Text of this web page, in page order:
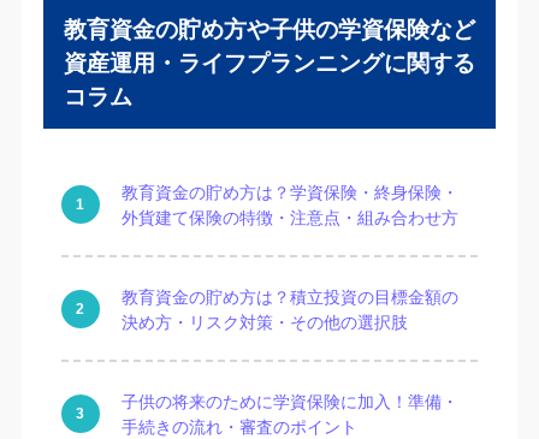
教育資金の貯め方や子供の学資保険など
資産運用・ライフプランニングに関する
コラム
教育資金の貯め方は？学資保険・終身保険・
外貨建て保険の特徴・注意点・組み合わせ方
教育資金の貯め方は？積立投資の目標金額の
決め方・リスク対策・その他の選択肢
子供の将来のために学資保険に加入！準備・
手続きの流れ・審査のポイント